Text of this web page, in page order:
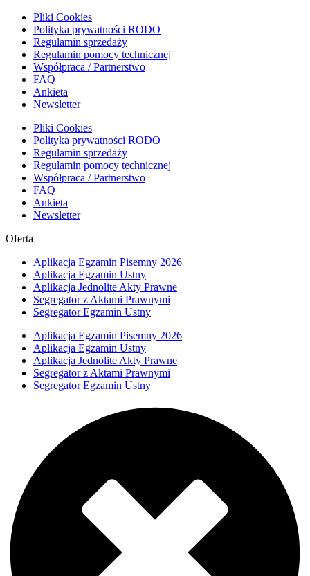
Pliki Cookies
Polityka prywatności RODO
Regulamin sprzedaży
Regulamin pomocy technicznej
Współpraca / Partnerstwo
FAQ
Ankieta
Newsletter
Pliki Cookies
Polityka prywatności RODO
Regulamin sprzedaży
Regulamin pomocy technicznej
Współpraca / Partnerstwo
FAQ
Ankieta
Newsletter
Oferta
Aplikacja Egzamin Pisemny 2026
Aplikacja Egzamin Ustny
Aplikacja Jednolite Akty Prawne
Segregator z Aktami Prawnymi
Segregator Egzamin Ustny
Aplikacja Egzamin Pisemny 2026
Aplikacja Egzamin Ustny
Aplikacja Jednolite Akty Prawne
Segregator z Aktami Prawnymi
Segregator Egzamin Ustny